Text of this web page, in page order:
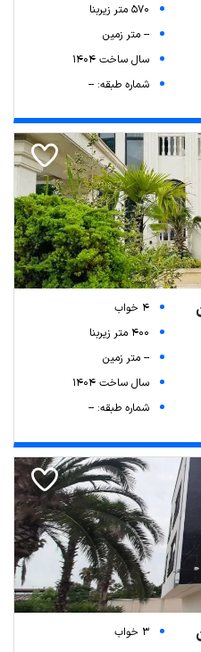
570 متر زیربنا
-- متر زمین
سال ساخت 1404
شماره طبقه: --
4 خواب
400 متر زیربنا
-- متر زمین
سال ساخت 1404
شماره طبقه: --
3 خواب